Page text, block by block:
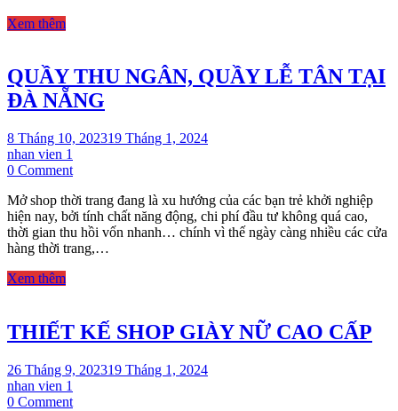
Xem thêm
QUẦY THU NGÂN, QUẦY LỄ TÂN TẠI
ĐÀ NẴNG
8 Tháng 10, 202319 Tháng 1, 2024
nhan vien 1
0 Commenton
THU
NGÂN,
QUẦY
LỄ
Mở shop thời trang đang là xu hướng của các bạn trẻ khởi nghiệp
hiện nay, bởi tính chất năng động, chi phí đầu tư không quá cao,
thời gian thu hồi vốn nhanh… chính vì thế ngày càng nhiều các cửa
hàng thời trang,…
Xem thêm
THIẾT KẾ SHOP GIÀY NỮ CAO CẤP
26 Tháng 9, 202319 Tháng 1, 2024
nhan vien 1
0 Commenton